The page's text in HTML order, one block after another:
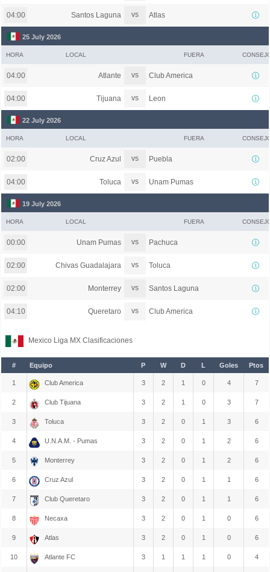
04:00 Santos Laguna vs Atlas
25 July 2026
HORA LOCAL FUERA
04:00 Atlante vs Club America
04:00 Tijuana vs Leon
22 July 2026
HORA LOCAL FUERA
02:00 Cruz Azul vs Puebla
04:00 Toluca vs Unam Pumas
19 July 2026
HORA LOCAL FUERA
00:00 Unam Pumas vs Pachuca
02:00 Chivas Guadalajara vs Toluca
02:00 Monterrey vs Santos Laguna
04:10 Queretaro vs Club America
Mexico Liga MX Clasificaciones
# Equipo P W D L Goles Ptos
1 Club America 3 2 1 0 4 7
2 Club Tijuana 3 2 1 0 3 7
3 Toluca 3 2 0 1 3 6
4 U.N.A.M. - Pumas 3 2 0 1 2 6
5 Monterrey 3 2 0 1 2 6
6 Cruz Azul 3 2 0 1 1 6
7 Club Queretaro 3 2 0 1 1 6
8 Necaxa 3 2 0 1 0 6
9 Atlas 3 2 0 1 0 6
10 Atlante FC 3 1 1 1 0 4